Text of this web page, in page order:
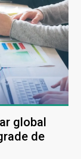
global
de